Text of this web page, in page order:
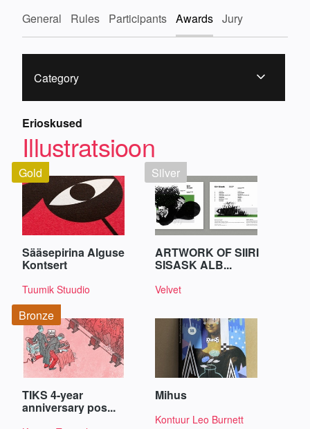
General Rules Participants Awards Jury
Category
Erioskused
Illustratsioon
Sääsepirina Alguse
Kontsert
Tuumik Stuudio
Gold
ARTWORK OF SIIRI
SISASK ALB...
Velvet
Silver
TIKS 4-year
anniversary pos...
Bronze
Mihus
Kontuur Leo Burnett